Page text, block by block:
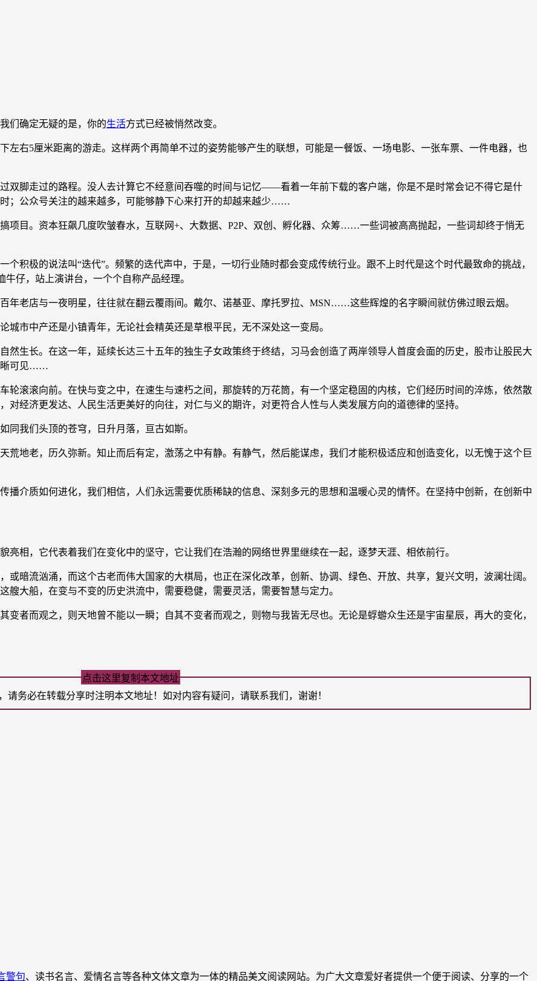
们确定无疑的是，你的生活方式已经被悄然改变。
右5厘米距离的游走。这样两个再简单不过的姿势能够产生的联想，可能是一餐饭、一场电影、一张车票、一件电器，也
脚走过的路程。没人去计算它不经意间吞噬的时间与记忆——看着一年前下载的客户端，你是不是时常会记不得它是什
；公众号关注的越来越多，可能够静下心来打开的却越来越少……
项目。资本狂飙几度吹皱春水，互联网+、大数据、P2P、双创、孵化器、众筹……一些词被高高抛起，一些词却终于悄无
极的说法叫“迭代”。频繁的迭代声中，于是，一切行业随时都会变成传统行业。跟不上时代是这个时代最致命的挑战，
仔，站上演讲台，一个个自称产品经理。
老店与一夜明星，往往就在翻云覆雨间。戴尔、诺基亚、摩托罗拉、MSN……这些辉煌的名字瞬间就仿佛过眼云烟。
市中产还是小镇青年，无论社会精英还是草根平民，无不深处这一变局。
生长。在这一年，延续长达三十五年的独生子女政策终于终结，习马会创造了两岸领导人首度会面的历史，股市让股民大
晰可见……
滚滚向前。在快与变之中，在速生与速朽之间，那旋转的万花筒，有一个坚定稳固的内核，它们经历时间的淬炼，依然散
经济更发达、人民生活更美好的向往，对仁与义的期许，对更符合人性与人类发展方向的道德律的坚持。
我们头顶的苍穹，日升月落，亘古如斯。
地老，历久弥新。知止而后有定，激荡之中有静。有静气，然后能谋虑，我们才能积极适应和创造变化，以无愧于这个巨
介质如何进化，我们相信，人们永远需要优质稀缺的信息、深刻多元的思想和温暖心灵的情怀。在坚持中创新，在创新中
相，它代表着我们在变化中的坚守，它让我们在浩瀚的网络世界里继续在一起，逐梦天涯、相依前行。
流汹涌，而这个古老而伟大国家的大棋局，也正在深化改革，创新、协调、绿色、开放、共享，复兴文明，波澜壮阔。
大船，在变与不变的历史洪流中，需要稳健，需要灵活，需要智慧与定力。
者而观之，则天地曾不能以一瞬；自其不变者而观之，则物与我皆无尽也。无论是蜉蝣众生还是宇宙星辰，再大的变化，
点击这里复制本文地址
请务必在转载分享时注明本文地址！如对内容有疑问，请联系我们，谢谢！
警句、读书名言、爱情名言等各种文体文章为一体的精品美文阅读网站。为广大文章爱好者提供一个便于阅读、分享的一个